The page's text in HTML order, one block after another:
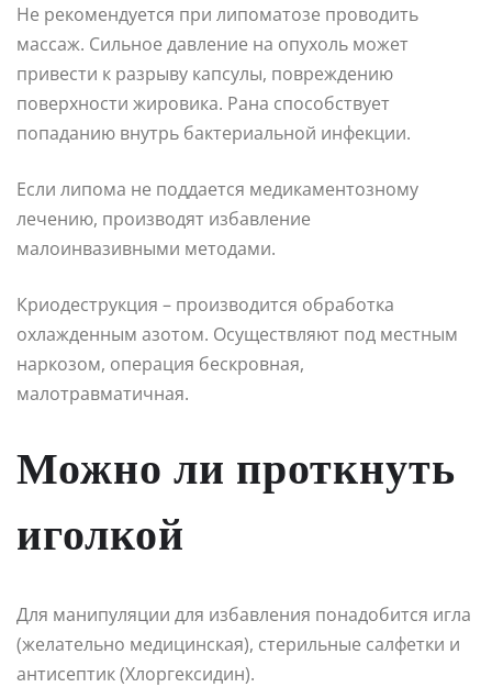
Не рекомендуется при липоматозе проводить
массаж. Сильное давление на опухоль может
привести к разрыву капсулы, повреждению
поверхности жировика. Рана способствует
попаданию внутрь бактериальной инфекции.
Если липома не поддается медикаментозному
лечению, производят избавление
малоинвазивными методами.
Криодеструкция – производится обработка
охлажденным азотом. Осуществляют под местным
наркозом, операция бескровная,
малотравматичная.
Можно ли проткнуть
иголкой
Для манипуляции для избавления понадобится игла
(желательно медицинская), стерильные салфетки и
антисептик (Хлоргексидин).